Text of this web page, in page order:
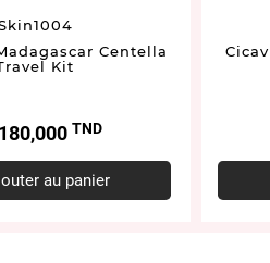
Centella
Kit
180,000 TND
au panier